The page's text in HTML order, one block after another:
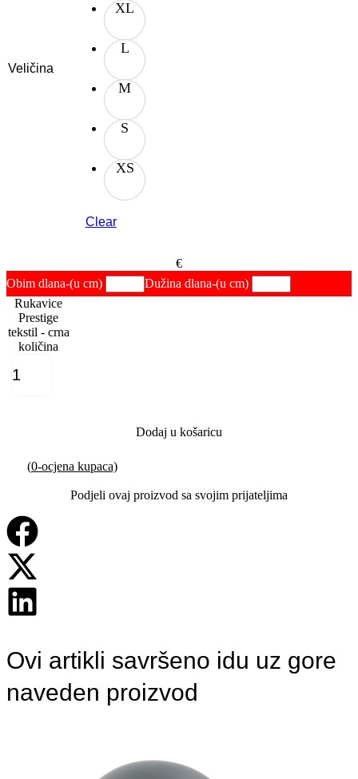
Veličina
XL
L
M
S
XS
Clear
€
Obim dlana-(u cm) Dužina dlana-(u cm)
Rukavice
Prestige
tekstil - crna
količina
Dodaj u košaricu
(0-ocjena kupaca)
Podjeli ovaj proizvod sa svojim prijateljima
Ovi artikli savršeno idu uz gore
naveden proizvod